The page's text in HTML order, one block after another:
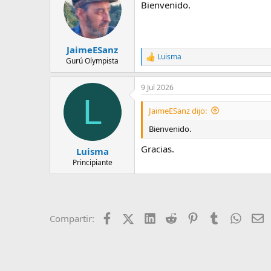
i
s
JaimeESanz
Gurú Olympista
Bienvenido.
R
e
a
c
c
o
e
s
Luisma
L
Luisma
Principiante
9 Jul 2026
JaimeESanz dijo:
Bienvenido.
Gracias.
Compartir: FacebookX (Twitter)
LinkedIn
Reddit PinterestTumblr